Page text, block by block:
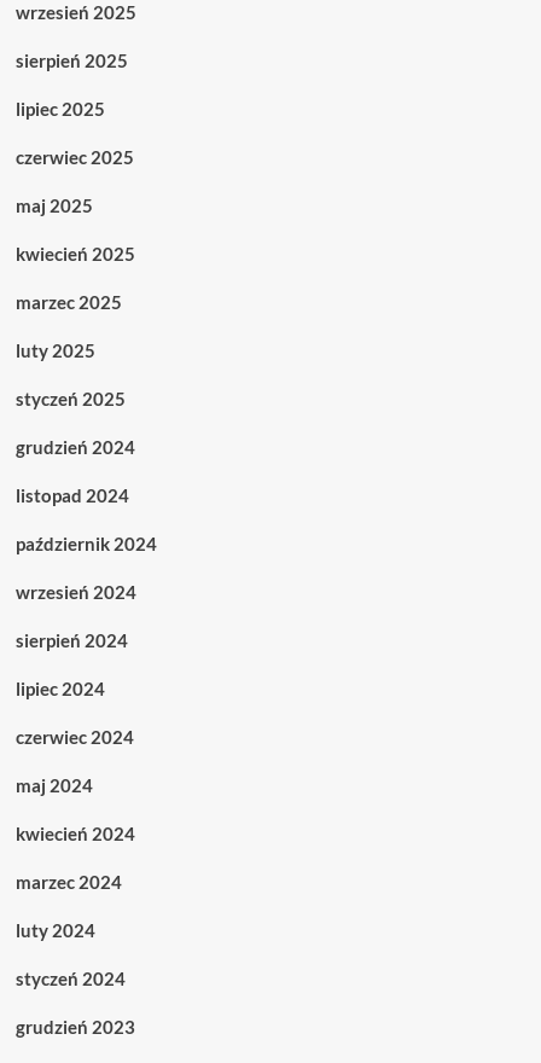
wrzesień 2025
sierpień 2025
lipiec 2025
czerwiec 2025
maj 2025
kwiecień 2025
marzec 2025
luty 2025
styczeń 2025
grudzień 2024
listopad 2024
październik 2024
wrzesień 2024
sierpień 2024
lipiec 2024
czerwiec 2024
maj 2024
kwiecień 2024
marzec 2024
luty 2024
styczeń 2024
grudzień 2023